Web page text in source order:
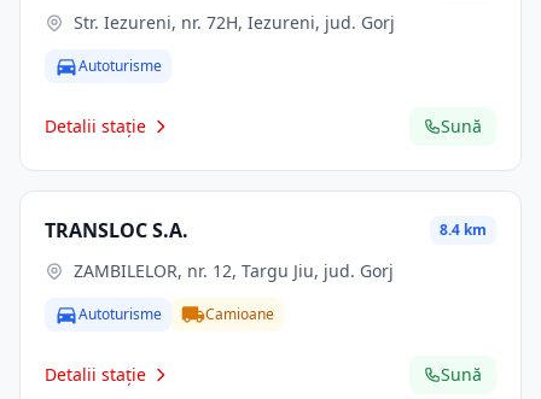
Str. Iezureni, nr. 72H, Iezureni, jud. Gorj
Autoturisme
Detalii stație Sună
TRANSLOC S.A. 8.4 km
ZAMBILELOR, nr. 12, Targu Jiu, jud. Gorj
Autoturisme Camioane
Detalii stație Sună